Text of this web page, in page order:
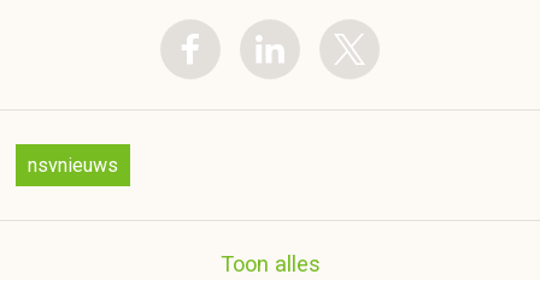
nsvnieuws
Toon alles